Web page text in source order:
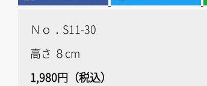
Ｎｏ．S11-30
高さ ８cm
1,980円（税込）